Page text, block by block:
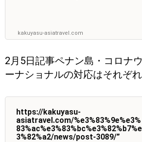
kakuyasu-asiatravel.com
2月5日記事ペナン島・コロナ
ーナショナルの対応はそれぞ
https://kakuyasu-
asiatravel.com/%e3%83%9e%e3%
83%ac%e3%83%bc%e3%82%b7%e
3%82%a2/news/post-3089/”